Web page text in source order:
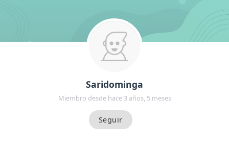
Saridominga
Miembro desde hace 3 años, 5 meses